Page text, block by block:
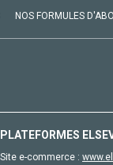
NOS FORMULES
PLATEFORMES
Site e-commerce :